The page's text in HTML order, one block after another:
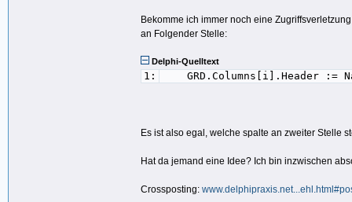
Bekomme ich immer noch eine
an Folgender Stelle:
Delphi-Quelltext
1: GRD.Columns[i].Header :=
Es ist also egal, welche spalte an zweiter Stelle
Hat da jemand eine Idee? Ich bin inzwischen
Crossposting: www